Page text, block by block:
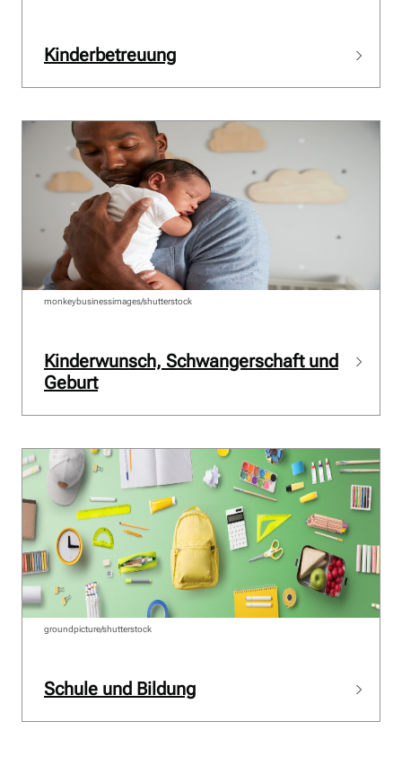
Kinderbetreuung
Kinderwunsch, Schwangerschaft und
Geburt
monkeybusinessimages/shutterstock
Schule und Bildung
groundpicture/shutterstock